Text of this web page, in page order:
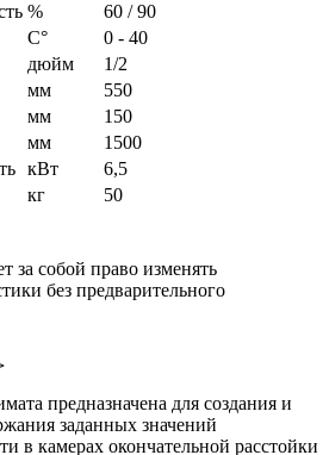
%
60 / 90
C°
0 - 40
дюйм
1/2
мм
550
мм
150
мм
1500
кВт
6,5
кг 50
за собой право изменять
без предварительного
предназначена для создания и
заданных значений
в камерах окончательной расстойки